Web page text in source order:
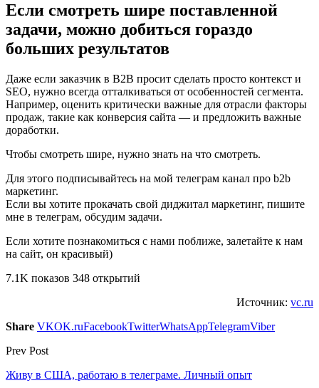
Если смотреть шире поставленной
задачи, можно добиться гораздо
больших результатов
Даже если заказчик в B2B просит сделать просто контекст и
SEO, нужно всегда отталкиваться от особенностей сегмента.
Например, оценить критически важные для отрасли факторы
продаж, такие как конверсия сайта — и предложить важные
доработки.
Чтобы смотреть шире, нужно знать на что смотреть.
Для этого подписывайтесь на мой телеграм канал про b2b
маркетинг.
Если вы хотите прокачать свой диджитал маркетинг, пишите
мне в телеграм, обсудим задачи.
Если хотите познакомиться с нами поближе, залетайте к нам
на сайт, он красивый)
7.1K показов 348 открытий
Источник: vc.ru
Share VKOK.ruFacebookTwitterWhatsAppTelegramViber
Prev Post
Живу в США, работаю в телеграме. Личный опыт